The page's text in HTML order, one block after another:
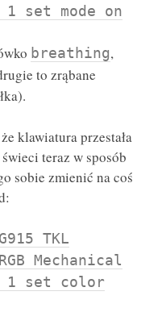
1 set mode on
breathing,
to zrąbane
klawiatura przestała
teraz w sposób
sobie zmienić na coś
TKL
Mechanical
1 set color